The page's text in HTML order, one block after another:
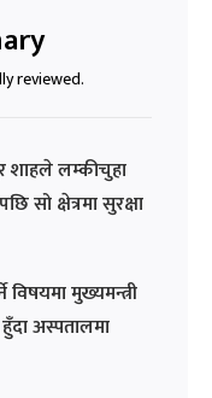
reviewed.
शाहले लम्कीचुहा
सो क्षेत्रमा सुरक्षा
मुख्यमन्त्री
अस्पतालमा